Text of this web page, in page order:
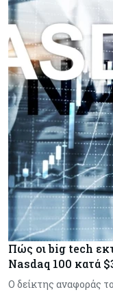
Πώς οι big tech
Nasdaq 100 κατά
Ο δείκτης αναφοράς